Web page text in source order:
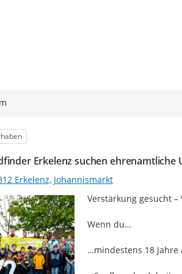
Erkelenz suchen
Erkelenz, Johannismarkt
Verstärkung gesucht
Wenn du…
…mindestens 18 Jahre